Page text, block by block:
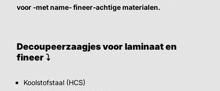
voor -met name- fineer-achtige materialen.
Decoupeerzaagjes voor laminaat en
fineer⤵
Koolstofstaal (HCS)